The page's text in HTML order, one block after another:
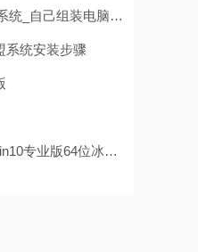
装电脑安装系统的办法?
系统安装步骤
业版64位冰封系统